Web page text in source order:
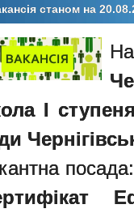
станом на
І